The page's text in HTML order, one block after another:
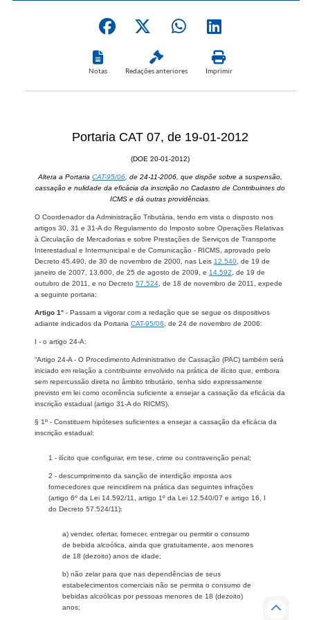
Notas Redações anteriores Imprimir
Portaria CAT 07, de 19-01-2012
(DOE 20-01-2012)
Altera a Portaria CAT-95/06 , de 24-11-2006, que dispõe sobre a suspensão,
cassação e nulidade da eficácia da inscrição no Cadastro de Contribuintes do
ICMS e dá outras providências.
O Coordenador da Administração Tributária, tendo em vista o disposto nos
artigos 30, 31 e 31-A do Regulamento do Imposto sobre Operações Relativas
à Circulação de Mercadorias e sobre Prestações de Serviços de Transporte
Interestadual e Intermunicipal e de Comunicação - RICMS, aprovado pelo
Decreto 45.490, de 30 de novembro de 2000, nas Leis 12.540 , de 19 de
janeiro de 2007, 13.600, de 25 de agosto de 2009, e 14.592 , de 19 de
outubro de 2011, e no Decreto 57.524 , de 18 de novembro de 2011, expede
a seguinte portaria:
Artigo 1° - Passam a vigorar com a redação que se segue os dispositivos
adiante indicados da Portaria CAT-95/06 , de 24 de novembro de 2006:
I - o artigo 24-A:
“Artigo 24-A - O Procedimento Administrativo de Cassação (PAC) também será
iniciado em relação a contribuinte envolvido na prática de ilícito que, embora
sem repercussão direta no âmbito tributário, tenha sido expressamente
previsto em lei como ocorrência suficiente a ensejar a cassação da eficácia da
inscrição estadual (artigo 31-A do RICMS).
§ 1º - Constituem hipóteses suficientes a ensejar a cassação da eficácia da
inscrição estadual:
1 - ilícito que configurar, em tese, crime ou contravenção penal;
2 - descumprimento da sanção de interdição imposta aos
fornecedores que reincidirem na prática das seguintes infrações
(artigo 6º da Lei 14.592/11, artigo 1º da Lei 12.540/07 e artigo 16, I
do Decreto 57.524/11):
a) vender, ofertar, fornecer, entregar ou permitir o consumo
de bebida alcoólica, ainda que gratuitamente, aos menores
de 18 (dezoito) anos de idade;
b) não zelar para que nas dependências de seus
estabelecimentos comerciais não se permita o consumo de
bebidas alcoólicas por pessoas menores de 18 (dezoito)
anos;